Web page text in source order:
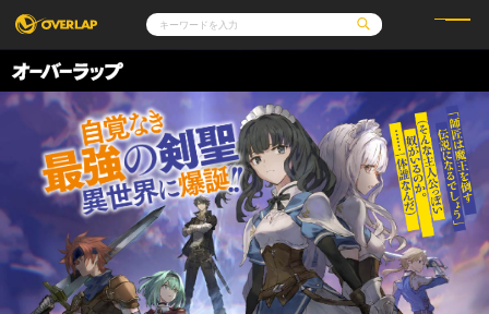
コミック
コミックガルド
コミッククリエ
LiQulle
ラブパルフェ
ライトノベル
文庫
ノベルス
ノベルスf
ロサージュノベルス
その他
コミックエッセイ
ポケットモンスター
アニメ
ゲーム
通販・NEWS
OVERLAP STORE
オーバーラップ広報室
企業
会社概要
採用情報
アクセス
オーバーラップホールディングス
お問い合わせはこちら
オーバーラップ文庫